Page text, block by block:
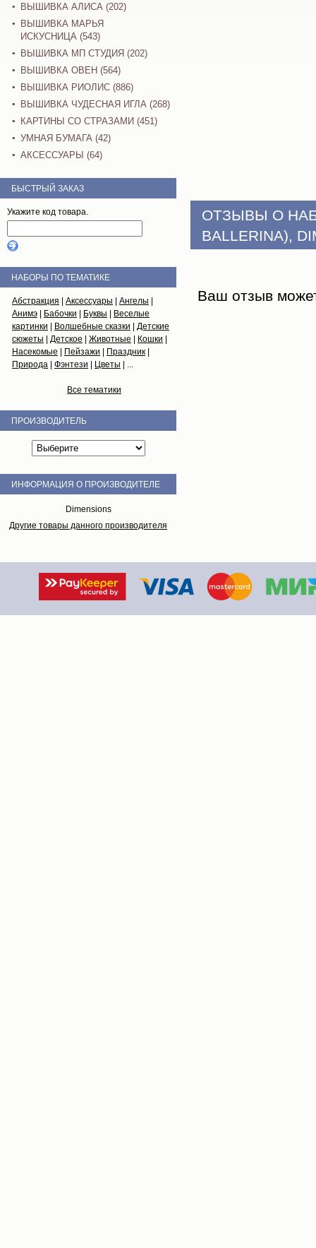
ОТЗЫВЫ О
BALLERINA),
Ваш отзыв
ВЫШИВКА АЛИСА (202)
ВЫШИВКА МАРЬЯ
ИСКУСНИЦА (543)
ВЫШИВКА МП СТУДИЯ (202)
ВЫШИВКА ОВЕН (564)
ВЫШИВКА РИОЛИС (886)
ВЫШИВКА ЧУДЕСНАЯ ИГЛА (268)
КАРТИНЫ СО СТРАЗАМИ (451)
УМНАЯ БУМАГА (42)
АКСЕССУАРЫ (64)
БЫСТРЫЙ ЗАКАЗ
Укажите код товара.
НАБОРЫ ПО ТЕМАТИКЕ
Абстракция Аксессуары Ангелы
Анимэ
Бабочки Буквы
Веселые
картинки
Волшебные сказки
Детские
сюжеты
Детское Животные Кошки
Насекомые
Пейзажи Праздник
Природа
Фэнтези Цветы | ...
Все тематики
ПРОИЗВОДИТЕЛЬ
ИНФОРМАЦИЯ О ПРОИЗВОДИТЕЛЕ
Dimensions
Другие товары данного производителя